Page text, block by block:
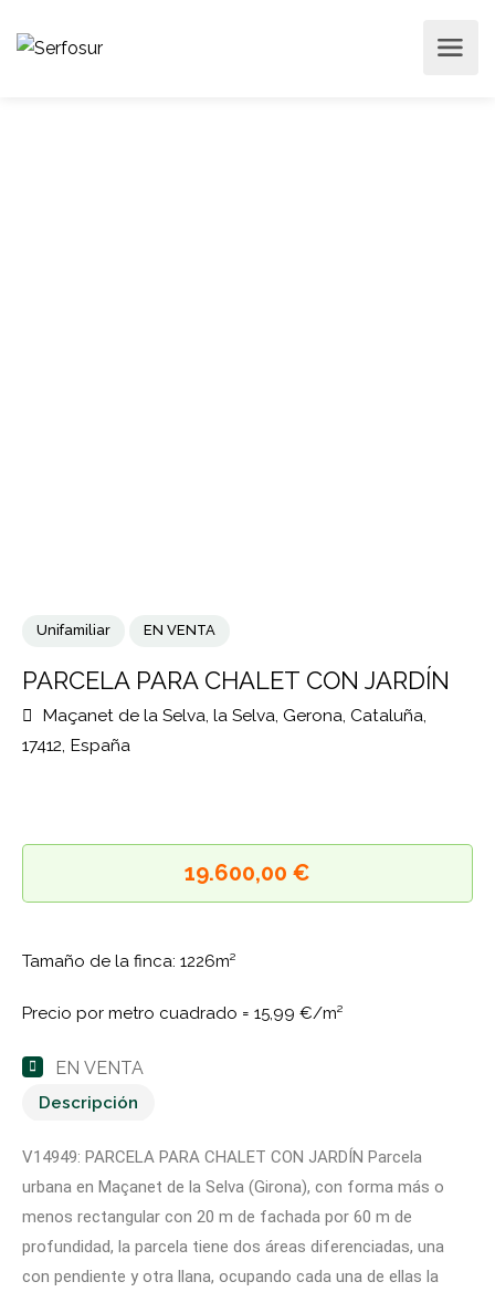
Unifamiliar EN VENTA
PARCELA PARA CHALET CON JARDÍN
19.600,00 €
Tamaño de la finca: 1226m²
Precio por metro cuadrado = 15,99 €/m²
EN VENTA
Descripción
V14949: PARCELA PARA CHALET CON JARDÍN Parcela
urbana en Maçanet de la Selva (Girona), con forma más o
menos rectangular con 20 m de fachada por 60 m de
profundidad, la parcela tiene dos áreas diferenciadas, una
con pendiente y otra llana, ocupando cada una de ellas la